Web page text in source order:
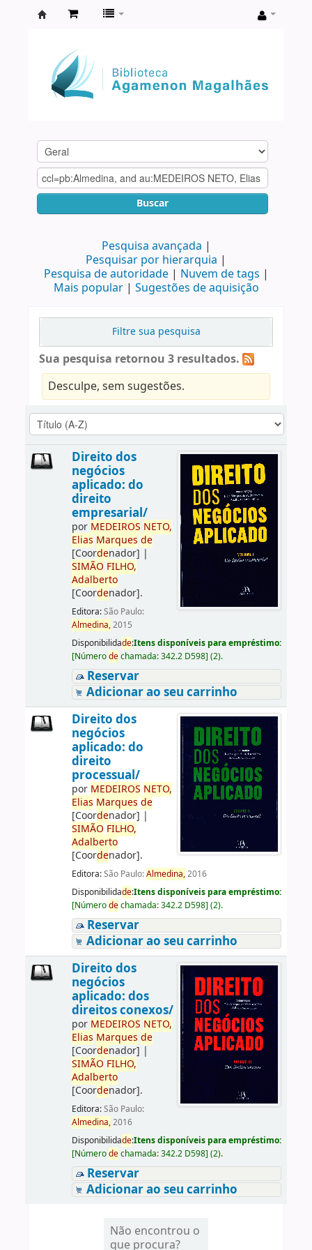
Agamenon
Magalhães
Buscar
Pesquisa avançada
Pesquisar por hierarquia
Pesquisa de autoridade
Nuvem de tags
Mais popular
Sugestões de aquisição
Filtre sua pesquisa
Sua pesquisa retornou 3 resultados.
Desculpe, sem sugestões.
Direito dos
negócios
aplicado: do
direito
empresarial/
por MEDEIROS NETO,
Elias Marques de
[Coordenador] |
SIMÃO FILHO,
Adalberto
[Coordenador].
Editora:São Paulo:
Almedina,2015
Disponibilidade:Itens disponíveis para empréstimo:
[Númerodechamada:342.2 D598] (2).
Reservar
Adicionar ao seu carrinho
Direito dos
negócios
aplicado: do
direito
processual/
por MEDEIROS NETO,
Elias Marques de
[Coordenador] |
SIMÃO FILHO,
Adalberto
[Coordenador].
Editora:São Paulo:Almedina,2016
Disponibilidade:Itens disponíveis para empréstimo:
[Númerodechamada:342.2 D598] (2).
Reservar
Adicionar ao seu carrinho
Direito dos
negócios
aplicado: dos
direitos conexos/
por MEDEIROS NETO,
Elias Marques de
[Coordenador] |
SIMÃO FILHO,
Adalberto
[Coordenador].
Editora:São Paulo:
Almedina,2016
Disponibilidade:Itens disponíveis para empréstimo:
[Númerodechamada:342.2 D598] (2).
Reservar
Adicionar ao seu carrinho
Não encontrou o
que procura?